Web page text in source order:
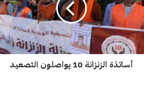
أساتذة الزنزانة 10 يواصلون التصعيد